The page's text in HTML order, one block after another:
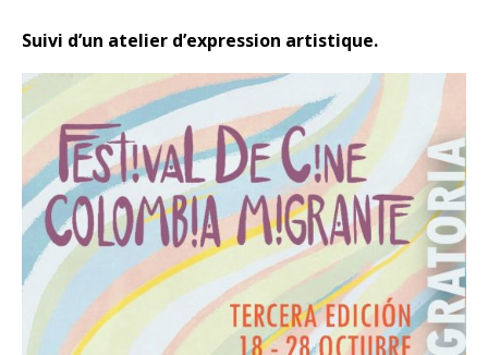
Suivi d’un atelier d’expression artistique.